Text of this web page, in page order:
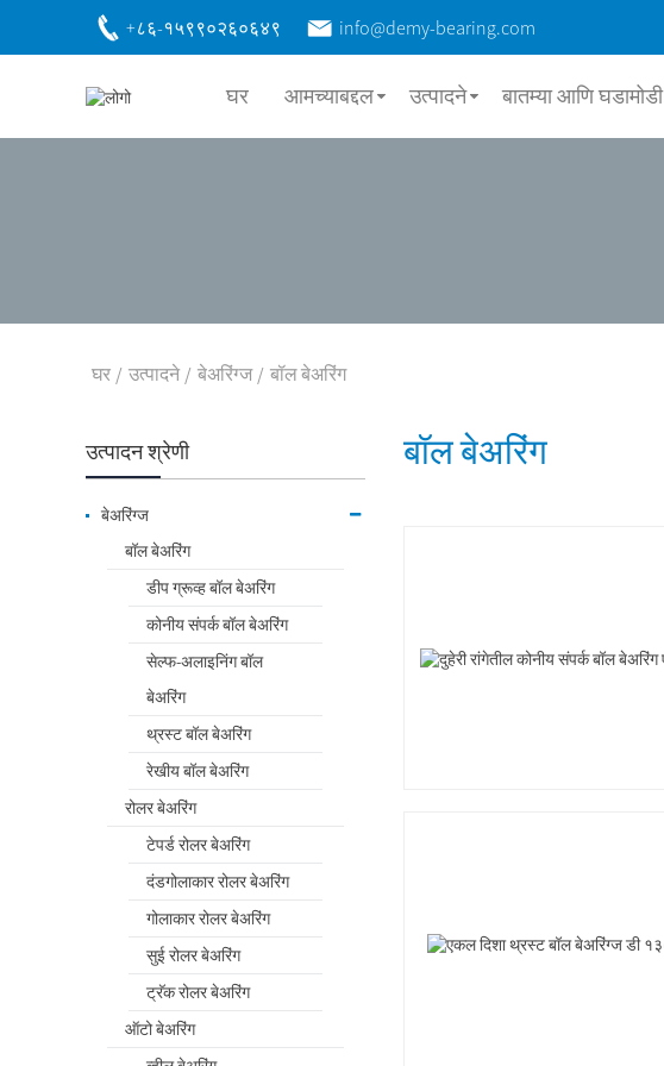
+८६-१५९९०२६०६४९ info@demy-bearing.com
घर आमच्याबद्दल उत्पादने बातम्या आणि घडामोडी
घर उत्पादने बेअरिंग्ज बॉल बेअरिंग
उत्पादन श्रेणी
बेअरिंग्ज
बॉल बेअरिंग
डीप ग्रूव्ह बॉल बेअरिंग
कोनीय संपर्क बॉल बेअरिंग
सेल्फ-अलाइनिंग बॉल
बेअरिंग
थ्रस्ट बॉल बेअरिंग
रेखीय बॉल बेअरिंग
रोलर बेअरिंग
टेपर्ड रोलर बेअरिंग
दंडगोलाकार रोलर बेअरिंग
गोलाकार रोलर बेअरिंग
सुई रोलर बेअरिंग
ट्रॅक रोलर बेअरिंग
ऑटो बेअरिंग
बॉल बेअरिंग